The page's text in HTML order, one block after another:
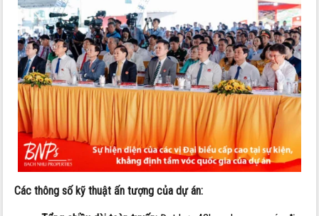
Các thông số kỹ thuật ấn tượng của dự án: